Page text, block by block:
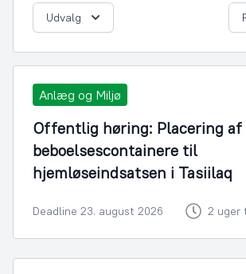
Udvalg
Anlæg og Miljø
Offentlig høring: Placering af
beboelsescontainere til
hjemløseindsatsen i Tasiilaq
Deadline 23. august 2026 2 uger